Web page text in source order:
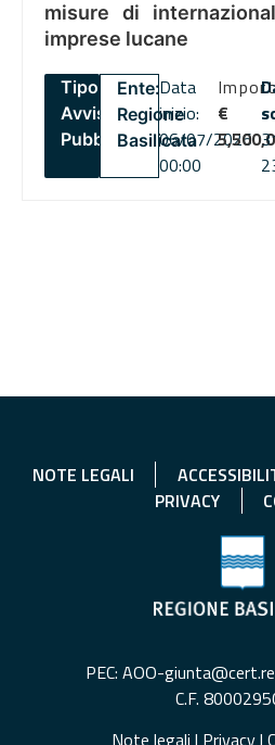
misure di
imprese lucane
Tipo:
Avviso
Pubblico
Ente:
Regione
Basilicata
Data
inizio:
06/07/2026
00:00
€
NOTE LEGALI
PRIVACY
PEC: AOO-
C.F.
Note legali | Privacy|